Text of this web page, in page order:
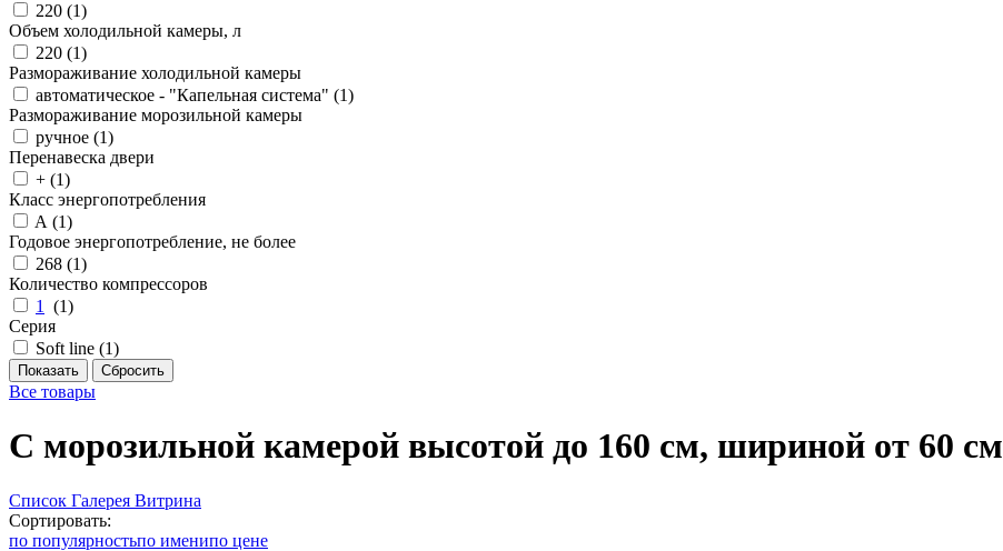
220 (1)
Объем холодильной камеры, л
220 (1)
Размораживание холодильной камеры
автоматическое - "Капельная система" (1)
Размораживание морозильной камеры
ручное (1)
Перенавеска двери
+ (1)
Класс энергопотребления
A (1)
Годовое энергопотребление, не более
268 (1)
Количество компрессоров
1
(1)
Серия
Soft line (1)
Все товары
С морозильной камерой высотой до 160 см, шириной от 60 см
Список Галерея Витрина
Сортировать:
по популярностьпо именипо цене